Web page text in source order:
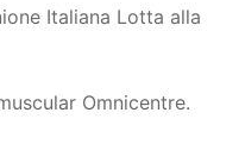
Italiana Lotta alla
Omnicentre.